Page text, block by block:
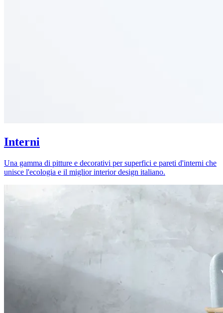
Interni
Una gamma di pitture e decorativi per superfici e pareti d'interni che
unisce l'ecologia e il miglior interior design italiano.